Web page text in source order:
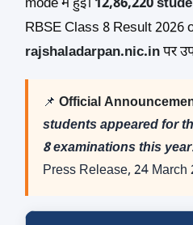
mode में हुईं। 12,86,220
RBSE Class 8 Result 2026
rajshaladarpan.nic.inपर
📌 Official
students appeared for
8 examinations this
Press Release, 24 March